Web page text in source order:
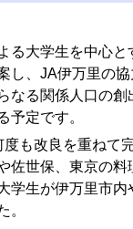
る大学生を中心
し、JA伊万里の
なる関係人口の
予定です。
も改良を重ねて
佐世保、東京の
学生が伊万里市
。